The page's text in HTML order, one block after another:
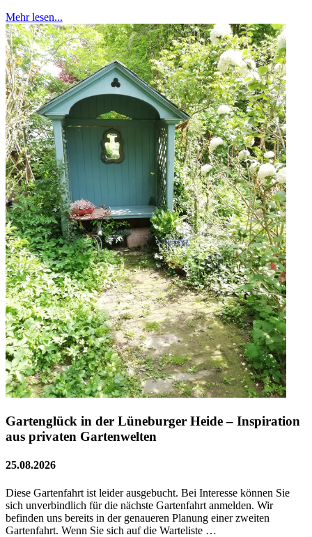
Mehr lesen...
Gartenglück in der Lüneburger Heide – Inspiration
aus privaten Gartenwelten
25.08.2026
Diese Gartenfahrt ist leider ausgebucht. Bei Interesse können Sie
sich unverbindlich für die nächste Gartenfahrt anmelden. Wir
befinden uns bereits in der genaueren Planung einer zweiten
Gartenfahrt. Wenn Sie sich auf die Warteliste …